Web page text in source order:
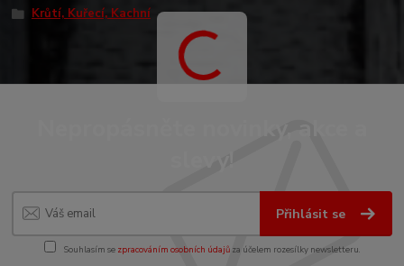
Krůtí, Kuřecí, Kachní
Přihlásit se
Souhlasím se zpracováním osobních údajůza účelem rozesílky newsletteru.